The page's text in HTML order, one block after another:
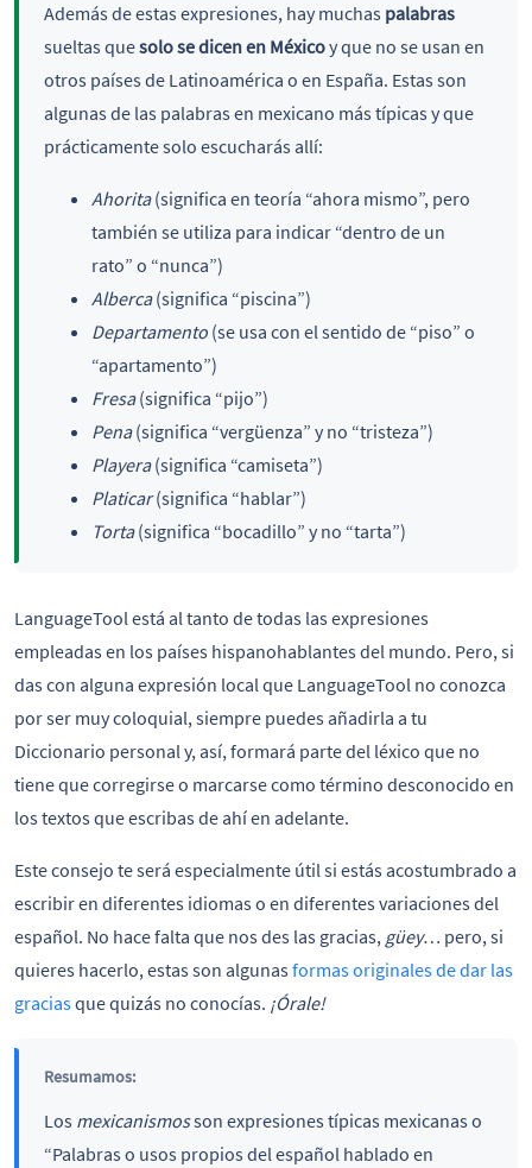
Además de estas expresiones, hay muchas palabras
sueltas quesolo se dicen en Méxicoy que no se usan en
otros países de Latinoamérica o en España. Estas son
algunas de las palabras en mexicano más típicas y que
prácticamente solo escucharás allí:
Ahorita(significa en teoría “ahora mismo”, pero
también se utiliza para indicar “dentro de un
rato” o “nunca”)
Alberca(significa “piscina”)
Departamento(se usa con el sentido de “piso” o
“apartamento”)
Fresa(significa “pijo”)
Pena(significa “vergüenza” y no “tristeza”)
Playera(significa “camiseta”)
Platicar(significa “hablar”)
Torta(significa “bocadillo” y no “tarta”)
LanguageTool está al tanto de todas las expresiones
empleadas en los países hispanohablantes del mundo. Pero, si
das con alguna expresión local que LanguageTool no conozca
por ser muy coloquial, siempre puedes añadirla a tu
Diccionario personal y, así, formará parte del léxico que no
tiene que corregirse o marcarse como término desconocido en
los textos que escribas de ahí en adelante.
Este consejo te será especialmente útil si estás acostumbrado a
escribir en diferentes idiomas o en diferentes variaciones del
español. No hace falta que nos des las gracias, güey… pero, si
quieres hacerlo, estas son algunasformas originales de dar las
graciasque quizás no conocías. ¡Órale!
Resumamos:
Los mexicanismosson expresiones típicas mexicanas o
“Palabras o usos propios del español hablado en